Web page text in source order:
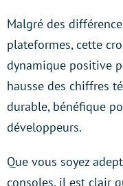
Malgré des
plateformes, cette
dynamique positive
hausse des chiffres
durable, bénéfique
développeurs.
Que vous soyez
consoles, il est clair